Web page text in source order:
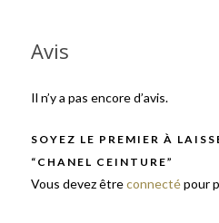
Avis
Il n’y a pas encore d’avis.
SOYEZ LE PREMIER À
“CHANEL CEINTURE”
Vous devez êtreconnectépour